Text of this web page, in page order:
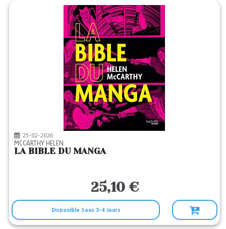
25-02-2026
MCCARTHY HELEN
LA BIBLE DU MANGA
25,10 €
Disponible Sous 3-4 Jours